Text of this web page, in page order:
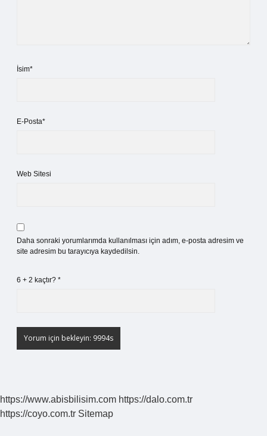
İsim*
E-Posta*
Web Sitesi
Daha sonraki yorumlarımda kullanılması için adım, e-posta adresim ve
site adresim bu tarayıcıya kaydedilsin.
6 + 2 kaçtır? *
https://www.abisbilisim.com https://dalo.com.tr
https://coyo.com.tr Sitemap